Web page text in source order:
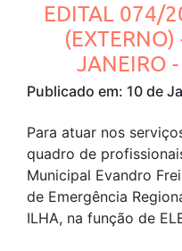
EDITAL 074/
JANEIRO
Publicado em: 10 de
Para atuar nos
quadro de
Municipal Evandro
de Emergência
ILHA, na função de